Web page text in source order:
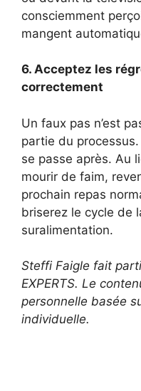
consciemment
mangent
6. Acceptez les
correctement
Un faux pas n’est
partie du processus.
se passe après. Au
mourir de faim,
prochain repas
briserez le cycle de
suralimentation.
Steffi Faigle fait
EXPERTS. Le
personnelle basée
individuelle.